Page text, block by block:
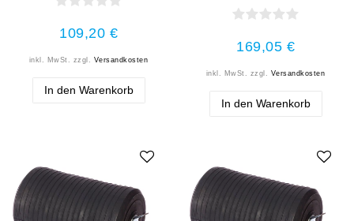
109,20 €
inkl. MwSt. zzgl. Versandkosten
In den Warenkorb
169,05 €
inkl. MwSt. zzgl. Versandkosten
In den Warenkorb